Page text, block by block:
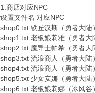
1.商店对应NPC
设置文件名 对应NPC
shop0.txt 铁匠汉斯（勇者大陆
shop1.txt 老板娘莉雅（勇者大
shop2.txt 魔导士帕希（勇者大
shop3.txt 流浪商人（勇者大陆）
shop4.txt 流浪商人（勇者大陆）
shop5.txt 少女安娜（勇者大陆
shop6.txt 老板娘莉娜（冰风谷